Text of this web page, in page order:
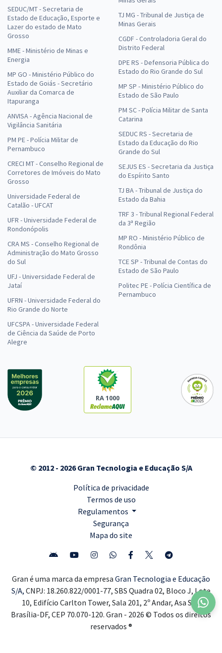
SEDUC/MT - Secretaria de
Estado de Educação, Esporte e
Lazer do estado de Mato
Grosso
MME - Ministério de Minas e
Energia
MP GO - Ministério Público do
Estado de Goiás - Secretário
Auxiliar da Comarca de
Itapuranga
ANVISA - Agência Nacional de
Vigilância Sanitária
PM PE - Polícia Militar de
Pernambuco
CRECI MT - Conselho Regional de
Corretores de Imóveis do Mato
Grosso
Universidade Federal de
Catalão - UFCAT
UFR - Universidade Federal de
Rondonópolis
CRA MS - Conselho Regional de
Administração do Mato Grosso
do Sul
UFJ - Universidade Federal de
Jataí
UFRN - Universidade Federal do
Rio Grande do Norte
UFCSPA - Universidade Federal
de Ciência da Saúde de Porto
Alegre
TJ MG - Tribunal de Justiça de
Minas Gerais
CGDF - Controladoria Geral do
Distrito Federal
DPE RS - Defensoria Pública do
Estado do Rio Grande do Sul
MP SP - Ministério Público do
Estado de São Paulo
PM SC - Polícia Militar de Santa
Catarina
SEDUC RS - Secretaria de
Estado da Educação do Rio
Grande do Sul
SEJUS ES - Secretaria da Justiça
do Espírito Santo
TJ BA - Tribunal de Justiça do
Estado da Bahia
TRF 3 - Tribunal Regional Federal
da 3ª Região
MP RO - Ministério Público de
Rondônia
TCE SP - Tribunal de Contas do
Estado de São Paulo
Politec PE - Polícia Científica de
Pernambuco
RA 1000
© 2012 - 2026 Gran Tecnologia e Educação S/A
Política de privacidade
Termos de uso
Regulamentos
Segurança
Mapa do site
Gran é uma marca da empresa Gran Tecnologia e Educação
S/A, CNPJ: 18.260.822/0001-77, SBS Quadra 02, Bloco J, Lote
10, Edifício Carlton Tower, Sala 201, 2º Andar, Asa Sul,
Brasília-DF, CEP 70.070-120. Gran - 2026 © Todos os direitos
reservados ®